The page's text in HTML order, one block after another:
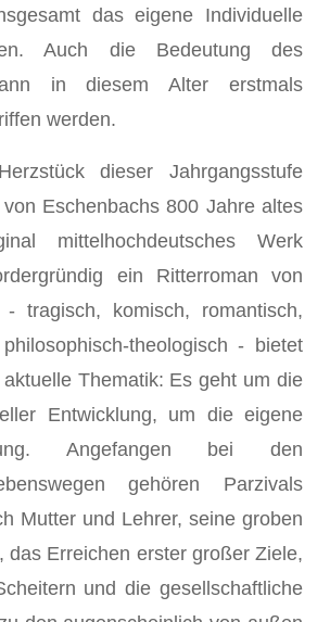
das eigene Individuelle
Auch die Bedeutung des
in diesem Alter erstmals
werden.
dieser Jahrgangsstufe
Eschenbachs 800 Jahre altes
mittelhochdeutsches Werk
ein Ritterroman von
- tragisch, komisch, romantisch,
theologisch - bietet
Thematik: Es geht um die
Entwicklung, um die eigene
Angefangen bei den
gehören Parzivals
Mutter und Lehrer, seine groben
das Erreichen erster großer Ziele,
und die gesellschaftliche